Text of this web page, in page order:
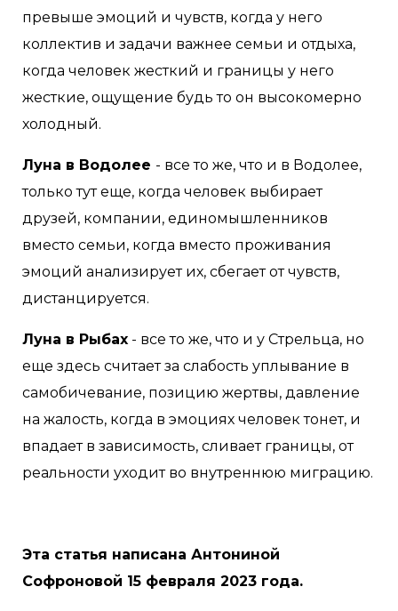
превыше эмоций и чувств, когда у него
коллектив и задачи важнее семьи и отдыха,
когда человек жесткий и границы у него
жесткие, ощущение будь то он высокомерно
холодный.
Луна в Водолее - все то же, что и в Водолее,
только тут еще, когда человек выбирает
друзей, компании, единомышленников
вместо семьи, когда вместо проживания
эмоций анализирует их, сбегает от чувств,
дистанцируется.
Луна в Рыбах - все то же, что и у Стрельца, но
еще здесь считает за слабость уплывание в
самобичевание, позицию жертвы, давление
на жалость, когда в эмоциях человек тонет, и
впадает в зависимость, сливает границы, от
реальности уходит во внутреннюю миграцию.
Эта статья написана Антониной
Софроновой 15 февраля 2023 года.